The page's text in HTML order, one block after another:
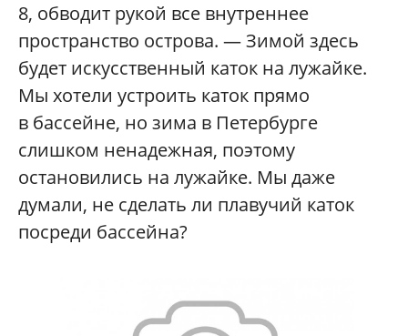
8, обводит рукой все внутреннее
пространство острова. — Зимой здесь
будет искусственный каток на лужайке.
Мы хотели устроить каток прямо
в бассейне, но зима в Петербурге
слишком ненадежная, поэтому
остановились на лужайке. Мы даже
думали, не сделать ли плавучий каток
посреди бассейна?